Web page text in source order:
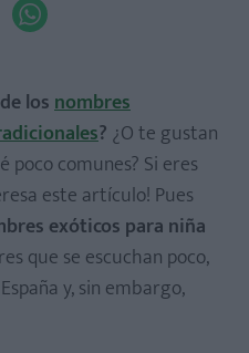

losnombres
? ¿O te gustan
poco comunes? Si eres
este artículo! Pues
exóticos para niña
que se escuchan poco,
y, sin embargo,